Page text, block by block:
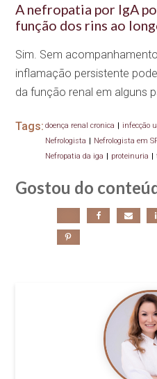
A nefropatia por IgA
função dos rins ao
Sim. Sem
inflamação persistente
da função renal em alguns
Tags: doença renal cronica | infecção
Nefrologista
Nefrologista em
Nefropatia da iga
proteinuria
Gostou do